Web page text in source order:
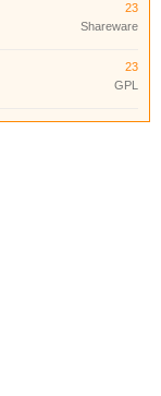
23
Shareware
23
GPL